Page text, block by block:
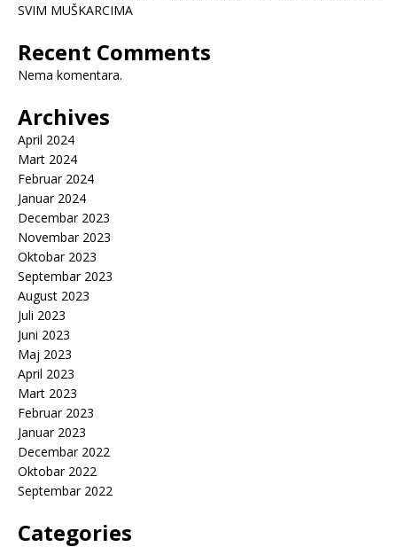
SVIM MUŠKARCIMA
Recent Comments
Nema komentara.
Archives
April 2024
Mart 2024
Februar 2024
Januar 2024
Decembar 2023
Novembar 2023
Oktobar 2023
Septembar 2023
August 2023
Juli 2023
Juni 2023
Maj 2023
April 2023
Mart 2023
Februar 2023
Januar 2023
Decembar 2022
Oktobar 2022
Septembar 2022
Categories